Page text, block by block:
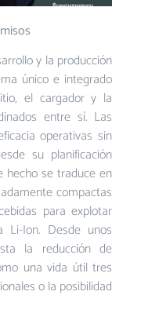
y la producción
único e integrado
el cargador y la
entre sí. Las
operativas sin
su planificación
hecho se traduce en
compactas
para explotar
Ion. Desde unos
la reducción de
una vida útil tres
o la posibilidad